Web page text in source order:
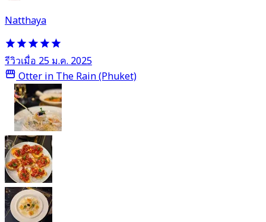
Natthaya
รีวิวเมื่อ 25 ม.ค. 2025
Otter in The Rain (Phuket)